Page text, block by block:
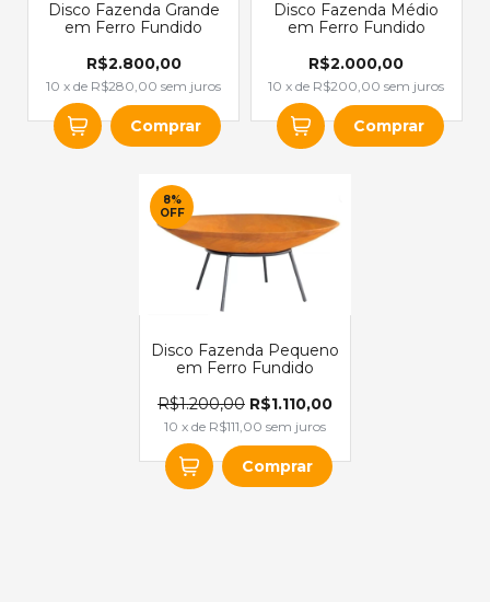
Disco Fazenda Grande
em Ferro Fundido
R$2.800,00
10 x de R$280,00 sem juros
Comprar
Disco Fazenda Médio
em Ferro Fundido
R$2.000,00
10 x de R$200,00 sem juros
Comprar
8%
OFF
Disco Fazenda Pequeno
em Ferro Fundido
R$1.200,00 R$1.110,00
10 x de R$111,00 sem juros
Comprar